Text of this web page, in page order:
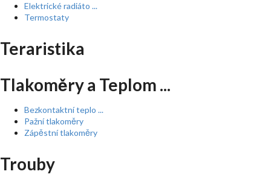
Elektrické radiáto ...
Termostaty
Teraristika
Tlakoměry a Teplom ...
Bezkontaktní teplo ...
Pažní tlakoměry
Zápěstní tlakoměry
Trouby